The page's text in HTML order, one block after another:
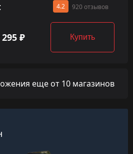
4.2 920 отзывов
₽ Купить
еще от 10 магазинов